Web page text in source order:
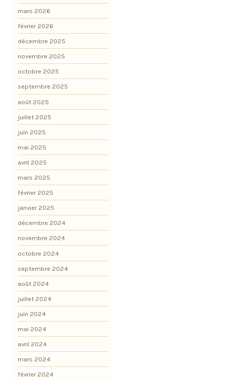
mars 2026
février 2026
décembre 2025
novembre 2025
octobre 2025
septembre 2025
août 2025
juillet 2025
juin 2025
mai 2025
avril 2025
mars 2025
février 2025
janvier 2025
décembre 2024
novembre 2024
octobre 2024
septembre 2024
août 2024
juillet 2024
juin 2024
mai 2024
avril 2024
mars 2024
février 2024